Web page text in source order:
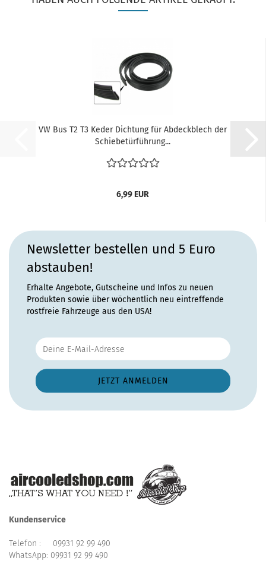
VW Bus T2 T3 Keder Dichtung für Abdeckblech der
Schiebetürführung...
6,99 EUR
Newsletter bestellen und 5 Euro
abstauben!
Erhalte Angebote, Gutscheine und Infos zu neuen
Produkten sowie über wöchentlich neu eintreffende
rostfreie Fahrzeuge aus den USA!
Kundenservice
Telefon : 09931 92 99 490
WhatsApp: 09931 92 99 490